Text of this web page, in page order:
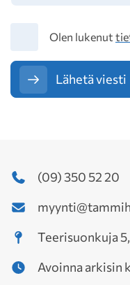
TietosuojaOlen lukenut
Lähetä viesti
(09) 350 52 20
Teerisuonkuja
Avoinna arkisin